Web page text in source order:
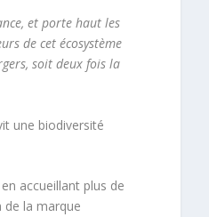
et porte haut les
de cet écosystème
soit deux fois la
une biodiversité
accueillant plus de
de la marque